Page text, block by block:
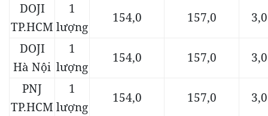
DOJI
TP.HCM
1
lượng
154,0 157,0
3,0
DOJI
Hà Nội
1
lượng
154,0 157,0
3,0
PNJ
TP.HCM
1
lượng
154,0 157,0
3,0